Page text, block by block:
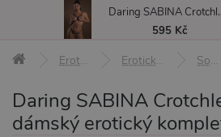
MENU
Erotické pomůcky Erotické prádlo a oblečení Soupravy prádla
Daring SABINA
dámský erotický
Daring SABINA
595 Kč